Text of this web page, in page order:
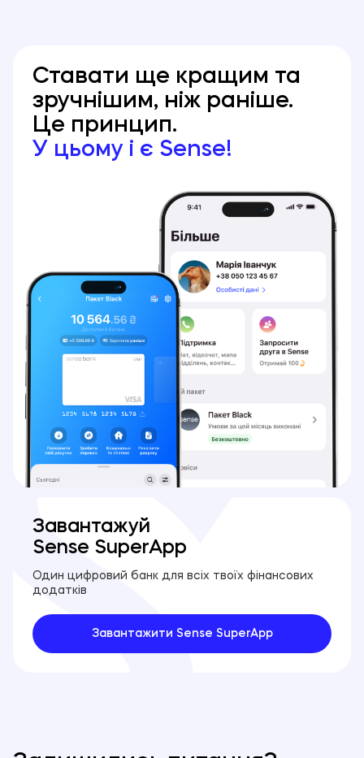
Ставати ще кращим та
зручнішим, ніж раніше.
Це принцип.
У цьому і є Sense!
Завантажуй
Sense SuperApp
Один цифровий банк для всіх твоїх фінансових
додатків
Завантажити Sense SuperApp